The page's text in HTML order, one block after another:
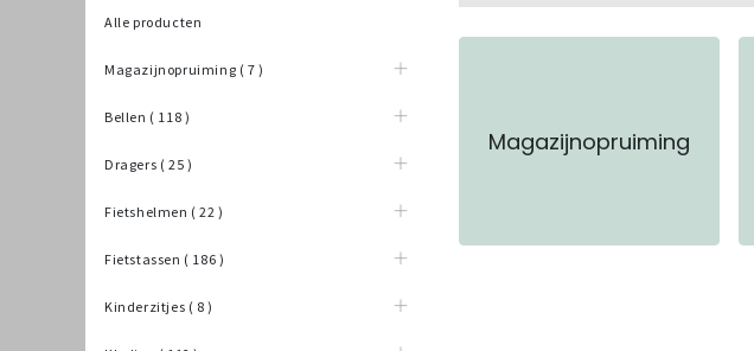
Alle producten
Magazijnopruiming ( 7)
Bellen ( 118 )
Dragers ( 25 )
Fietshelmen ( 22)
Fietstassen ( 186 )
Kinderzitjes ( 8)
Magazijnopruiming